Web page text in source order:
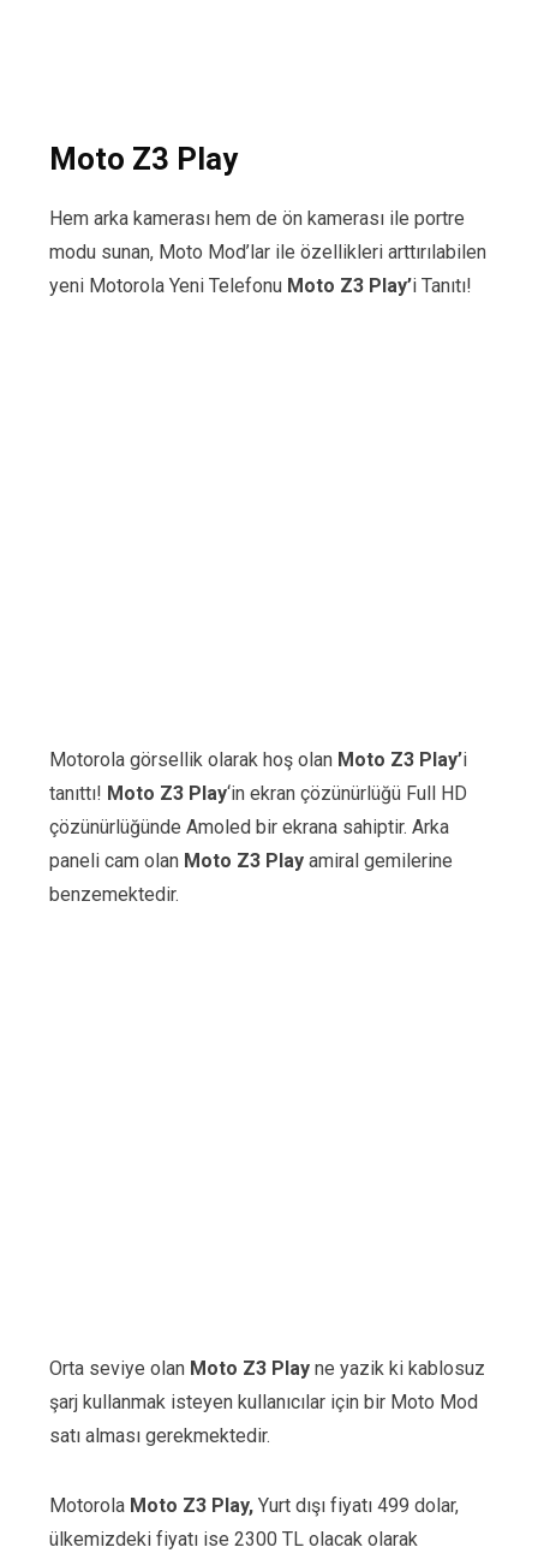
Moto Z3 Play
Hem arka kamerası hem de ön kamerası ile portre
modu sunan, Moto Mod’lar ile özellikleri arttırılabilen
yeni Motorola Yeni Telefonu Moto Z3 Play’i Tanıtı!
Motorola görsellik olarak hoş olan Moto Z3 Play’i
tanıttı! Moto Z3 Play‘in ekran çözünürlüğü Full HD
çözünürlüğünde Amoled bir ekrana sahiptir. Arka
paneli cam olan Moto Z3 Playamiral gemilerine
benzemektedir.
Orta seviye olan Moto Z3 Playne yazik ki kablosuz
şarj kullanmak isteyen kullanıcılar için bir Moto Mod
satı alması gerekmektedir.
Motorola Moto Z3 Play,Yurt dışı fiyatı 499 dolar,
ülkemizdeki fiyatı ise 2300 TL olacak olarak